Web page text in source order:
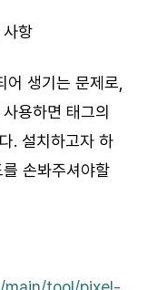
항
생기는 문제로,
용하면 태그의
. 설치하고자 하
손봐주셔야할